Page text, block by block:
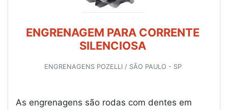
ENGRENAGEM PARA CORRENTE
SILENCIOSA
ENGRENAGENS POZELLI / SÃO PAULO - SP
As engrenagens são rodas com dentes em